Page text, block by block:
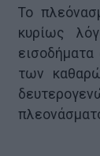
Το
κυρίως
των